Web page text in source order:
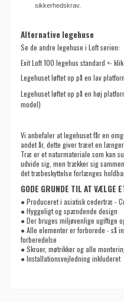
sikkerhedskrav.
Alternative legehuse
Se de andre legehuse i Loft serien:
Exit Loft 100 legehus standard <-
Legehuset løftet op på en lav
Legehuset løftet op på en høj
model)
Vi anbefaler at legehuset får en
andet år, dette giver træet en
Træ er et naturmateriale som kan
udvide sig, men trækker sig
det træbeskyttelse forlænges
GODE GRUNDE TIL AT VÆLGE
● Produceret i asiatisk cedertræ -
● Hyggeligt og spændende design
● Der bruges miljøvenlige ugiftige
● Alle elementer er forborede - så
forberedelse
● Skruer, møtrikker og alle
● Installationsvejledning inkluderet